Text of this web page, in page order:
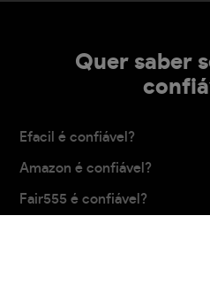
Quer saber
Efacil é confiável?
Amazon é confiável?
Fair555 é confiável?